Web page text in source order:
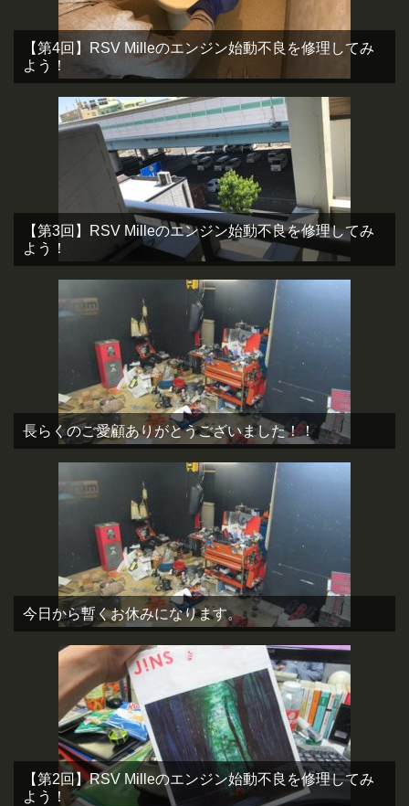
【第4回】RSV Milleのエンジン始動不良を修理してみ
よう！
【第3回】RSV Milleのエンジン始動不良を修理してみ
よう！
長らくのご愛顧ありがとうございました！！
今日から暫くお休みになります。
【第2回】RSV Milleのエンジン始動不良を修理してみ
よう！